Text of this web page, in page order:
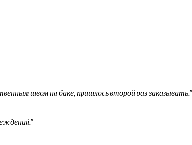
швом на баке, пришлось второй раз заказывать.”